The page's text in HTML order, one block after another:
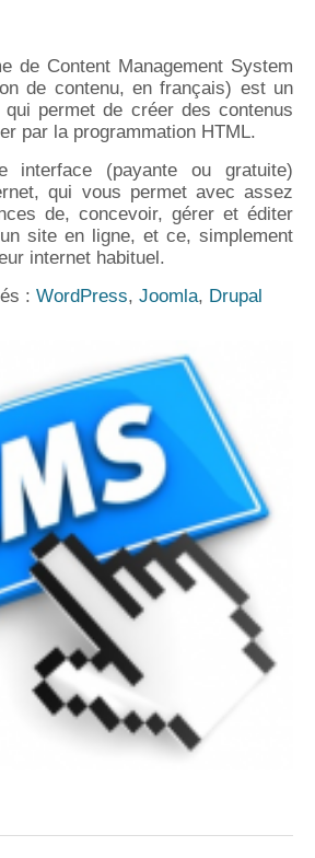
de Content Management System
de contenu, en français) est un
permet de créer des contenus
par la programmation HTML.
interface (payante ou gratuite)
qui vous permet avec assez
de, concevoir, gérer et éditer
site en ligne, et ce, simplement
internet habituel.
: WordPress, Joomla, Drupal